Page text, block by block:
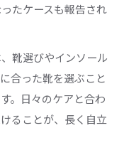
たケースも報告され
靴選びやインソール
合った靴を選ぶこと
。日々のケアと合わ
ることが、長く自立